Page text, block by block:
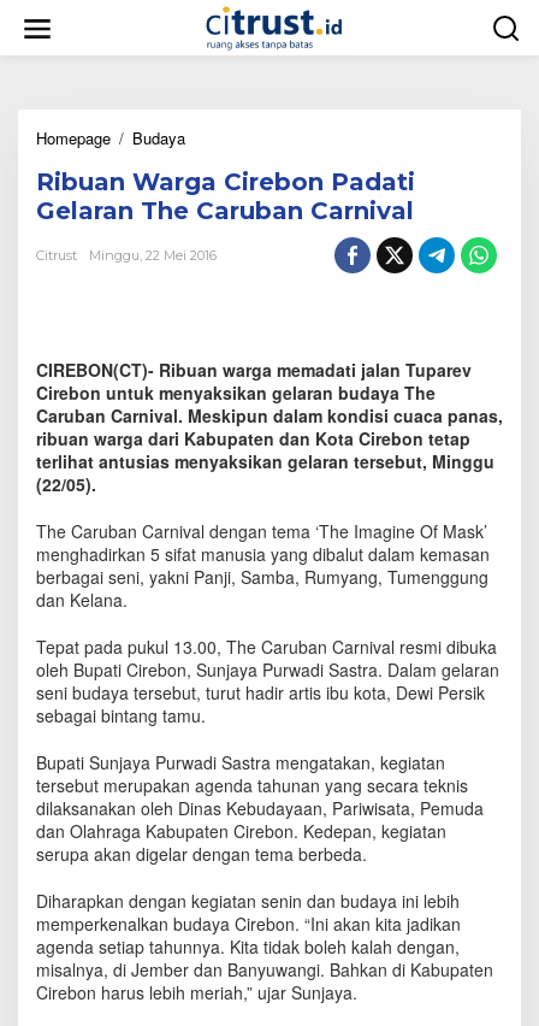
w
Homepage / Budaya
b
u
a
n
W
C
i
r
e
b
P
a
d
i
G
e
l
a
a
n
T
h
e
a
r
u
b
a
n
Ribuan Warga Cirebon Padati
Gelaran The Caruban Carnival
Citrust Minggu, 22 Mei 2016
CIREBON(CT)- Ribuan warga memadati jalan Tuparev
Cirebon untuk menyaksikan gelaran budaya The
Caruban Carnival. Meskipun dalam kondisi cuaca panas,
ribuan warga dari Kabupaten dan Kota Cirebon tetap
terlihat antusias menyaksikan gelaran tersebut, Minggu
(22/05).
The Caruban Carnival dengan tema ‘The Imagine Of Mask’
menghadirkan 5 sifat manusia yang dibalut dalam kemasan
berbagai seni, yakni Panji, Samba, Rumyang, Tumenggung
dan Kelana.
Tepat pada pukul 13.00, The Caruban Carnival resmi dibuka
oleh Bupati Cirebon, Sunjaya Purwadi Sastra. Dalam gelaran
seni budaya tersebut, turut hadir artis ibu kota, Dewi Persik
sebagai bintang tamu.
Bupati Sunjaya Purwadi Sastra mengatakan, kegiatan
tersebut merupakan agenda tahunan yang secara teknis
dilaksanakan oleh Dinas Kebudayaan, Pariwisata, Pemuda
dan Olahraga Kabupaten Cirebon. Kedepan, kegiatan
serupa akan digelar dengan tema berbeda.
Diharapkan dengan kegiatan senin dan budaya ini lebih
memperkenalkan budaya Cirebon. “Ini akan kita jadikan
agenda setiap tahunnya. Kita tidak boleh kalah dengan,
misalnya, di Jember dan Banyuwangi. Bahkan di Kabupaten
Cirebon harus lebih meriah,” ujar Sunjaya.